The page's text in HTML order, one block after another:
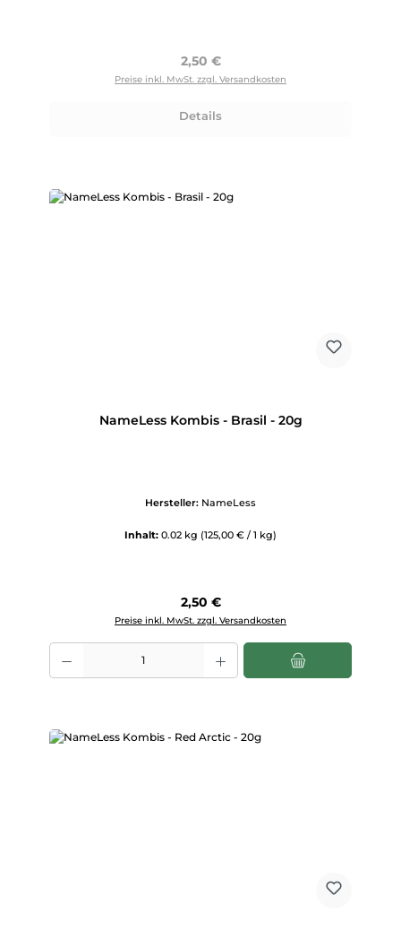
Regulärer Preis:
2,50 €
Preise inkl. MwSt. zzgl. Versandkosten
Details
NameLess Kombis - Brasil - 20g
Hersteller: NameLess
Inhalt: 0.02 kg (125,00 € / 1 kg)
Regulärer Preis:
2,50 €
Preise inkl. MwSt. zzgl. Versandkosten
Produkt Anzahl: Gib den gewünschten Wert ein oder benutze die